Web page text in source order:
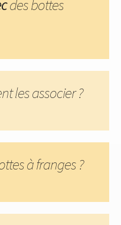
des bottes
les associer ?
à franges ?